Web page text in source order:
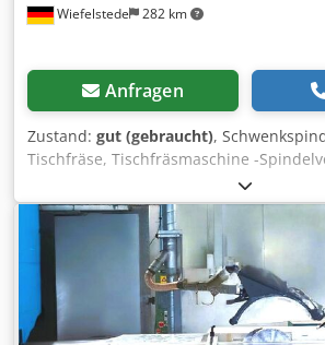
Wiefelstede 282 km
Anfragen
Zustand: gut (gebraucht),
Tischfräse, Tischfräsmaschine -
und Winkel -schwenkbar: -3° bis 45° -
Drehzahl: 3000/4500/6000/9000/12000
Vorschubapparat Holz-Her 3 Rollen -
100 mm -Spindel: Ø 30 mm Csdeh
Fräser: Ø 220 mm -Abmessungen: 1540/
Gewicht: 962 kg